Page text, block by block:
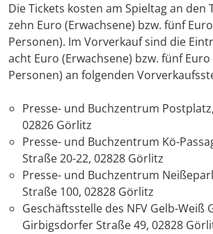
Die Tickets kosten am Spieltag an den
zehn Euro (Erwachsene) bzw. fünf
Personen). Im Vorverkauf sind die
acht Euro (Erwachsene) bzw. fünf
Personen) an folgenden
Presse- und Buchzentrum
02826 Görlitz
Presse- und Buchzentrum Kö-
Straße 20-22, 02828 Görlitz
Presse- und Buchzentrum
Straße 100, 02828 Görlitz
Geschäftsstelle des NFV Gelb-Weiß
Girbigsdorfer Straße 49, 02828